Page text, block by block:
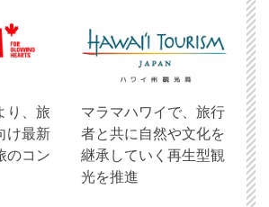
り、旅
け最新
のコン
マラマハワイで、旅行
者と共に自然や文化を
継承していく再生型観
光を推進